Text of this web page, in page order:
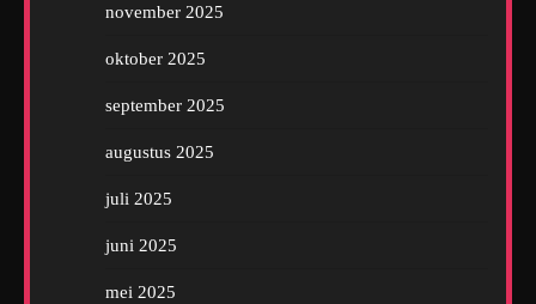
november 2025
oktober 2025
september 2025
augustus 2025
juli 2025
juni 2025
mei 2025